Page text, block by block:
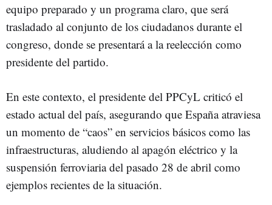
equipo preparado y un programa claro, que será
trasladado al conjunto de los ciudadanos durante el
congreso, donde se presentará a la reelección como
presidente del partido.
En este contexto, el presidente del PPCyL criticó el
estado actual del país, asegurando que España atraviesa
un momento de “caos” en servicios básicos como las
infraestructuras, aludiendo al apagón eléctrico y la
suspensión ferroviaria del pasado 28 de abril como
ejemplos recientes de la situación.